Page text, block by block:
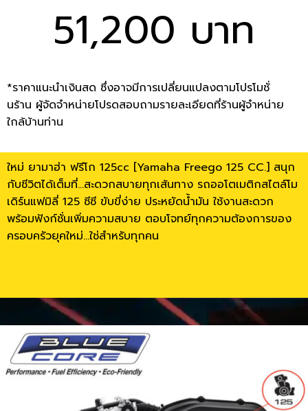
51,200 บาท
*ราคาแนะนำเงินสด ซึ่งอาจมีการเปลี่ยนแปลงตามโปรโมชั่
นร้าน ผู้จัดจำหน่ายโปรดสอบถามรายละเอียดที่ร้านผู้จำหน่าย
ใกล้บ้านท่าน
ใหม่ ยามาฮ่า ฟรีโก 125cc [Yamaha Freego 125 CC.] สนุก
กับชีวิตได้เต็มที่…สะดวกสบายทุกเส้นทาง รถออโตเมติกสไตล์โม
เดิร์นแฟมิลี่ 125 ซีซี ขับขี่ง่าย ประหยัดน้ำมัน ใช้งานสะดวก
พร้อมฟังก์ชั่นเพิ่มความสบาย ตอบโจทย์ทุกความต้องการของ
ครอบครัวยุคใหม่…ใช่สำหรับทุกคน